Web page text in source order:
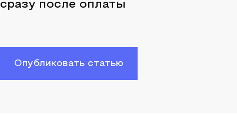
сразу после оплаты
Опубликовать статью